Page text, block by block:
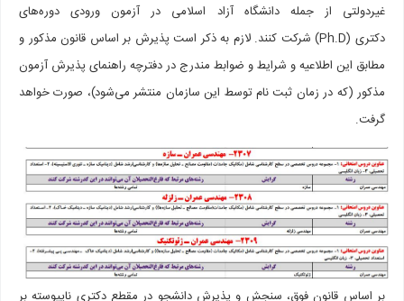
غیردولتی از جمله دانشگاه آزاد اسلامی در آزمون ورودی دوره­‌های
دکتری (Ph.D) شرکت کنند. لازم به ذکر است پذیرش بر اساس قانون مذکور و
مطابق این اطلاعیه و شرایط و ضوابط مندرج در دفترچه راهنمای پذیرش آزمون
مذکور (که در زمان ثبت نام توسط این سازمان منتشر می‌­شود)، صورت خواهد
گرفت.
بر اساس قانون فوق، سنجش و پذیرش دانشجو در مقطع دکتری ناپیوسته بر